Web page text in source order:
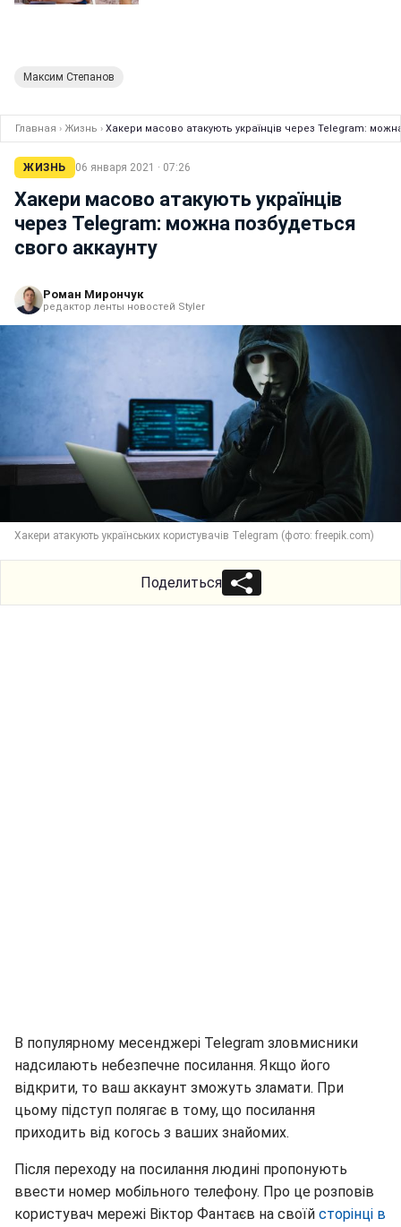
Максим Степанов
Главная › Жизнь › Хакери масово атакують українців через Telegram:
ЖИЗНЬ 06 января 2021 · 07:26
Хакери масово атакують українців
через Telegram: можна позбудеться
свого аккаунту
Роман Мирончук
редактор ленты новостей Styler
Хакери атакують українських користувачів Telegram (фото: freepik.com)
Поделиться
В популярному месенджері Telegram зловмисники
надсилають небезпечне посилання. Якщо його
відкрити, то ваш аккаунт зможуть зламати. При
цьому підступ полягає в тому, що посилання
приходить від когось з ваших знайомих.
Після переходу на посилання людині пропонують
ввести номер мобільного телефону. Про це розповів
користувач мережі Віктор Фантаєв на своїй сторінці в